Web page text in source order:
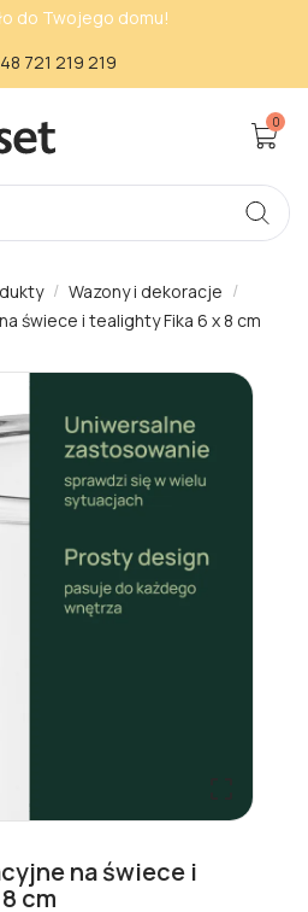
do Twojego domu!
721 219 219
0
Wazony i dekoracje
świece i tealighty Fika 6 x 8 cm
na świece i
cm